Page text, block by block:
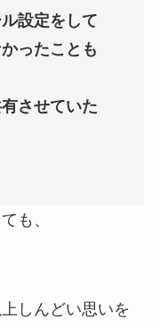
設定をして
ったことも
させていた
も、
しんどい思いを